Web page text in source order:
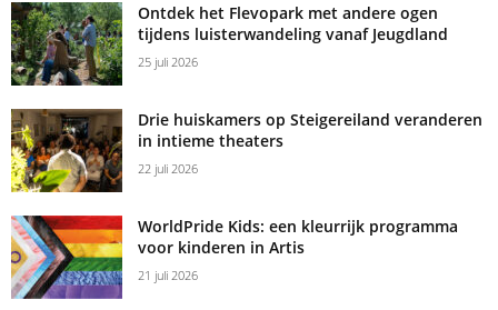
Ontdek het Flevopark met andere ogen
tijdens luisterwandeling vanaf Jeugdland
25 juli 2026
Drie huiskamers op Steigereiland veranderen
in intieme theaters
22 juli 2026
WorldPride Kids: een kleurrijk programma
voor kinderen in Artis
21 juli 2026